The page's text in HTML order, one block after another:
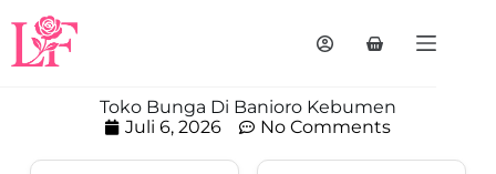
Toko Bunga Di Banioro Kebumen
Juli 6, 2026
No Comments